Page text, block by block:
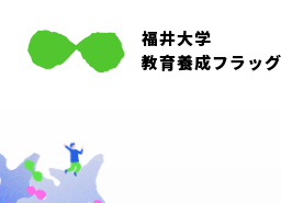
福井大学
教育養成フラッ